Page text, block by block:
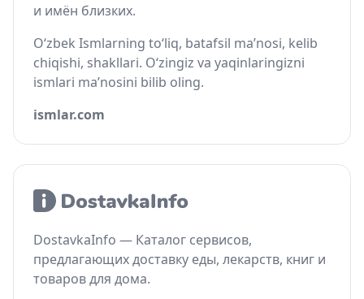
и имён близких.
O‘zbek Ismlarning to‘liq, batafsil ma’nosi, kelib
chiqishi, shakllari. O‘zingiz va yaqinlaringizni
ismlari ma’nosini bilib oling.
ismlar.com
DostavkaInfo — Каталог сервисов,
предлагающих доставку еды, лекарств, книг и
товаров для дома.